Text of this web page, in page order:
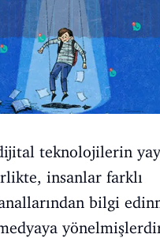
teknolojilerin
insanlar farklı
bilgi